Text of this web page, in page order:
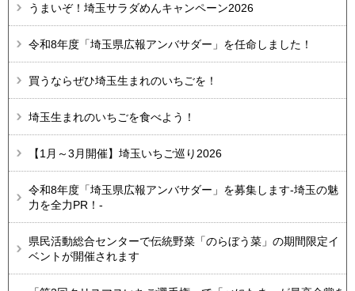
うまいぞ！埼玉サラダめんキャンペーン2026
令和8年度「埼玉県広報アンバサダー」を任命しました！
買うならぜひ埼玉生まれのいちごを！
埼玉生まれのいちごを食べよう！
【1月～3月開催】埼玉いちご巡り2026
令和8年度「埼玉県広報アンバサダー」を募集します-埼玉の魅
力を全力PR！-
県民活動総合センターで伝統野菜「のらぼう菜」の期間限定イ
ベントが開催されます